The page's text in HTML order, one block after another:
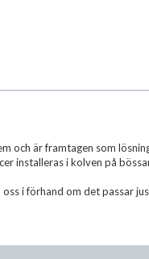
och är framtagen som
installeras i kolven på
i förhand om det passar